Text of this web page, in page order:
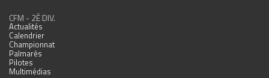
CFM - 2È DIV.
Actualités
Calendrier
Championnat
Palmarès
Pilotes
Multimédias